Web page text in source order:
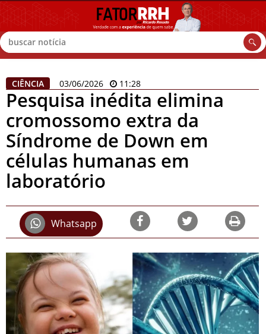
Buscar
CIÊNCIA 03/06/2026 11:28
Pesquisa inédita elimina
cromossomo extra da
Síndrome de Down em
células humanas em
laboratório
Whatsapp